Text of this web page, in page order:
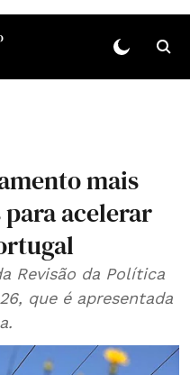
mais
acelerar
Revisão da Política
que é apresentada